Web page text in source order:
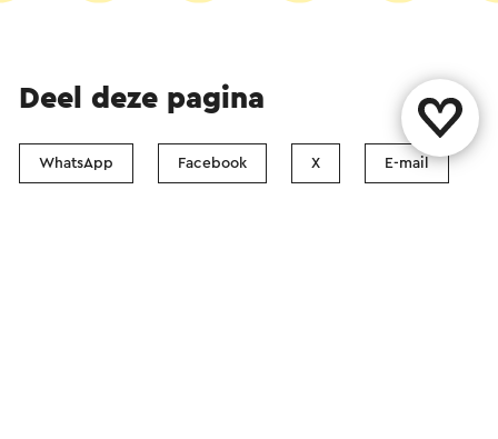
Deel deze pagina
WhatsApp Facebook X E-mail